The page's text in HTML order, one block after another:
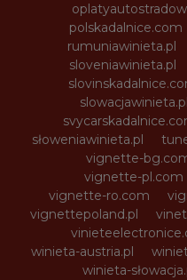
polskadalnice.com
rumuniawinieta.pl
sloveniawinieta.pl
slowacjawinieta.pl
słoweniawinieta.pl
vignette-
vignette-pl.com
vignette-ro.com
vignettepoland.pl
winieta-austria.pl
winieta-